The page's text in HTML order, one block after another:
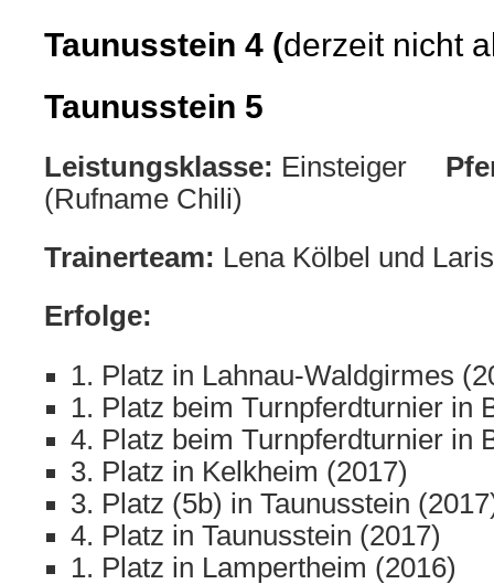
Taunusstein 4 (derzeit nicht
Taunusstein 5
Leistungsklasse: Einsteiger
(Rufname Chili)
Trainerteam: Lena Kölbel und
Erfolge:
1. Platz in Lahnau-Waldgirmes
1. Platz beim Turnpferdturnier in
4. Platz beim Turnpferdturnier in
3. Platz in Kelkheim (2017)
3. Platz (5b) in Taunusstein
4. Platz in Taunusstein (2017)
1. Platz in Lampertheim (2016)